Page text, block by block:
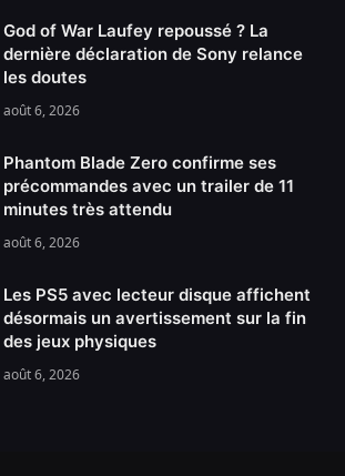
God of War Laufey repoussé ? La
dernière déclaration de Sony relance
les doutes
août 6, 2026
Phantom Blade Zero confirme ses
précommandes avec un trailer de 11
minutes très attendu
août 6, 2026
Les PS5 avec lecteur disque affichent
désormais un avertissement sur la fin
des jeux physiques
août 6, 2026